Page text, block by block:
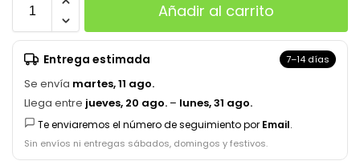
Añadir al carrito
Entrega estimada 7–14 días
Se envía martes, 11 ago.
Llega entre jueves, 20 ago. – lunes, 31 ago.
Te enviaremos el número de seguimiento por Email.
Sin envíos ni entregas sábados, domingos y festivos.